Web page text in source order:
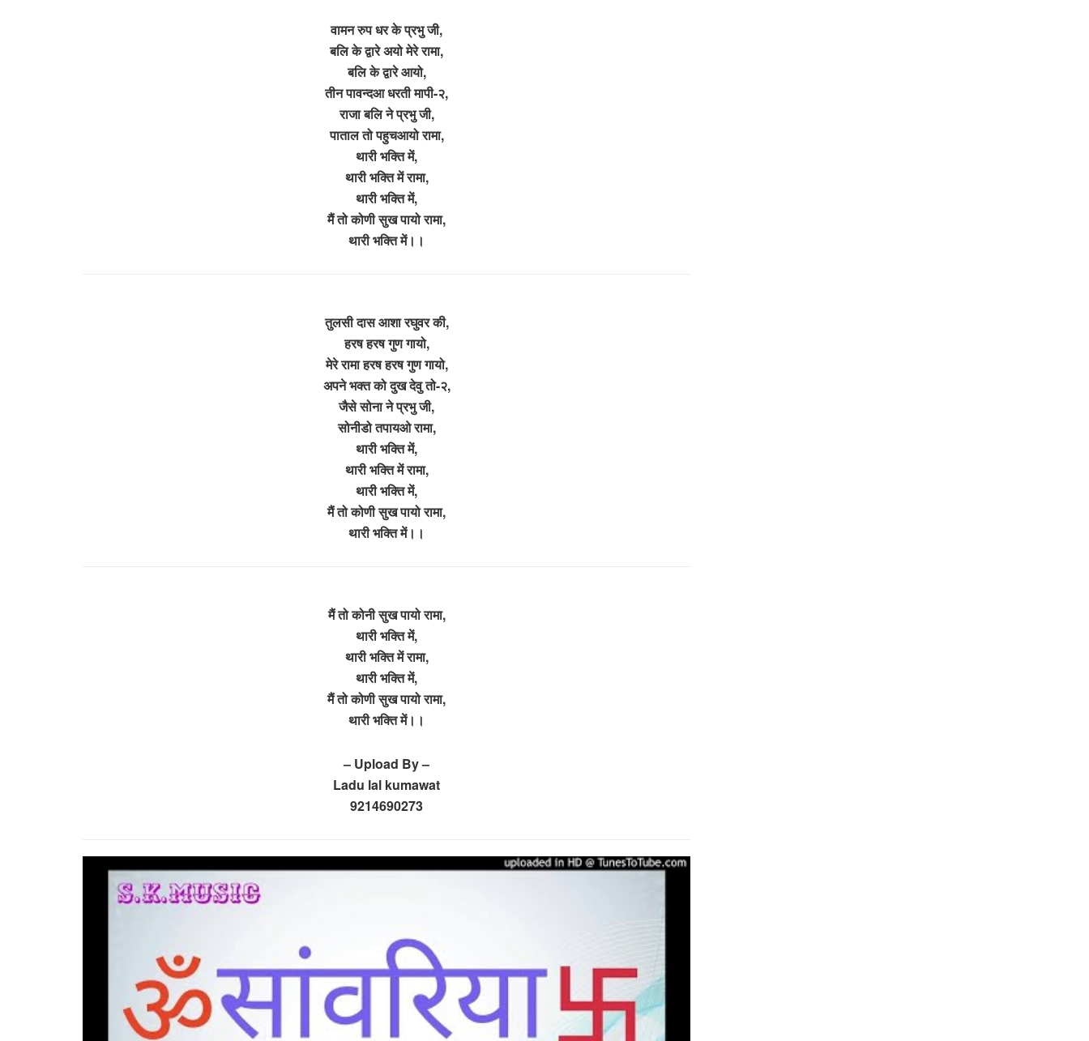
वामन रुप धर के प्रभु जी,
बलि के द्वारे अयो मेरे रामा,
बलि के द्वारे आयो,
तीन पावन्दआ धरती मापी-२,
राजा बलि ने प्रभु जी,
पाताल तो पहुचआयो रामा,
थारी भक्ति में,
थारी भक्ति में रामा,
थारी भक्ति में,
मैं तो कोणी सुख पायो रामा,
थारी भक्ति में।।
तुलसी दास आशा रघुवर की,
हरष हरष गुण गायो,
मेरे रामा हरष हरष गुण गायो,
अपने भक्त को दुख देवु तो-२,
जैसे सोना ने प्रभु जी,
सोनीडो तपायओ रामा,
थारी भक्ति में,
थारी भक्ति में रामा,
थारी भक्ति में,
मैं तो कोणी सुख पायो रामा,
थारी भक्ति में।।
मैं तो कोनी सुख पायो रामा,
थारी भक्ति में,
थारी भक्ति में रामा,
थारी भक्ति में,
मैं तो कोणी सुख पायो रामा,
थारी भक्ति में।।
– Upload By –
Ladu lal kumawat
9214690273